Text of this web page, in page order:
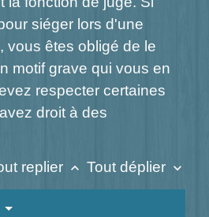
siéger lors d'une
vous êtes obligé de le
motif grave qui vous en
respecter certaines
droit à des
replier keyboard_arrow_up Tout déplier keyboard_arrow_down